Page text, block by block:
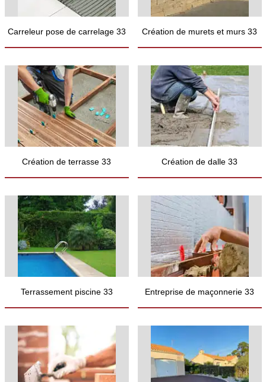
Carreleur pose de carrelage 33 Création de murets et murs 33
Création de terrasse 33 Création de dalle 33
Terrassement piscine 33 Entreprise de maçonnerie 33